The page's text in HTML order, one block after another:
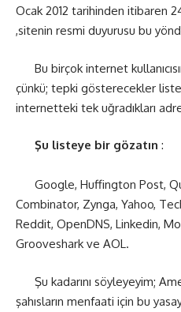
Ocak 2012 tarihinden itibaren
,sitenin resmi duyurusu bu
Bu birçok internet
çünkü; tepki gösterecekler
internetteki tek uğradıkları
Şu listeye bir gözatın :
Google, Huffington Post,
Combinator, Zynga, Yahoo,
Reddit, OpenDNS, Linkedin,
Grooveshark ve AOL.
Şu kadarını söyleyeyim;
şahısların menfaati için bu